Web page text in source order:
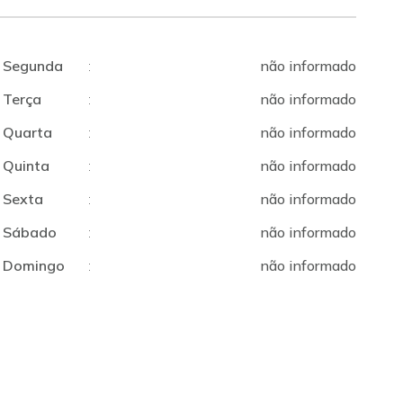
Segunda :
não informado
Terça
:
não informado
Quarta
:
não informado
Quinta
:
não informado
Sexta
:
não informado
Sábado
:
não informado
Domingo
: não informado